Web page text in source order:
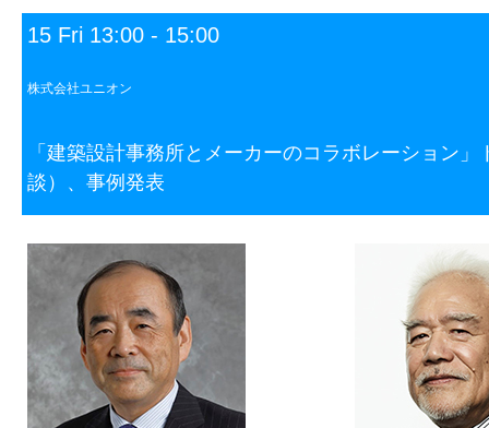
15 Fri 13:00 - 15:00
株式会社ユニオン
「建築設計事務所とメーカーのコラボレーション
談）、事例発表